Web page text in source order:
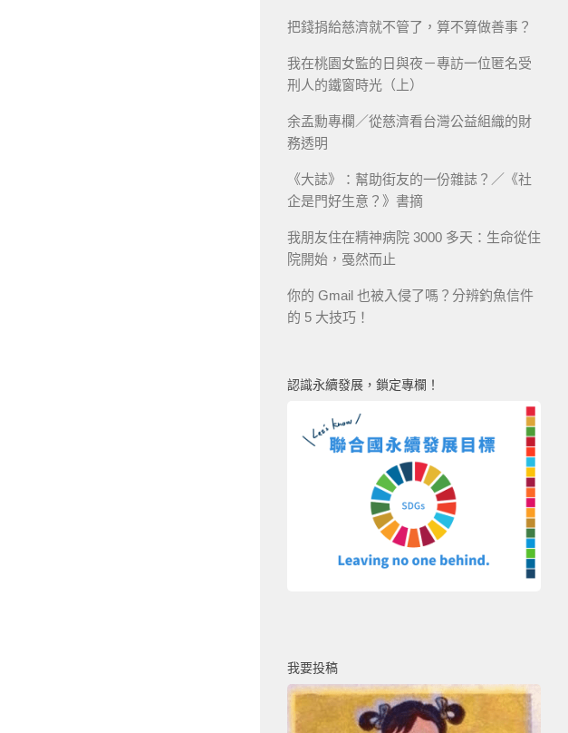
把錢捐給慈濟就不管了，算不算做善事？
我在桃園女監的日與夜－專訪一位匿名受
刑人的鐵窗時光（上）
余孟勳專欄／從慈濟看台灣公益組織的財
務透明
《大誌》：幫助街友的一份雜誌？／《社
企是門好生意？》書摘
我朋友住在精神病院 3000 多天：生命從住
院開始，戞然而止
你的 Gmail 也被入侵了嗎？分辨釣魚信件
的 5 大技巧！
認識永續發展，鎖定專欄！
我要投稿